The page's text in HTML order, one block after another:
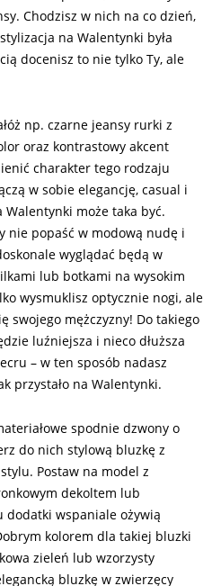
Chodzisz w nich na co dzień,
na Walentynki była
docenisz to nie tylko Ty, ale
np. czarne jeansy rurki z
oraz kontrastowy akcent
charakter tego rodzaju
w sobie elegancję, casual i
może taka być.
nie popaść w modową nudę i
wyglądać będą w
lub botkami na wysokim
wysmuklisz optycznie nogi, ale
swojego mężczyzny! Do takiego
luźniejsza i nieco dłuższa
– w ten sposób nadasz
przystało na Walentynki.
spodnie dzwony o
do nich stylową bluzkę z
Postaw na model z
dekoltem lub
dodatki wspaniale ożywią
kolorem dla takiej bluzki
zieleń lub wzorzysty
bluzkę w zwierzęcy